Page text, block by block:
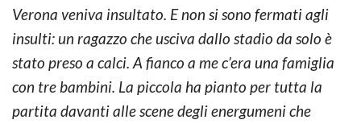
Verona veniva insultato. E non si sono fermati agli
insulti: un ragazzo che usciva dallo stadio da solo è
stato preso a calci. A fianco a me c’era una famiglia
con tre bambini. La piccola ha pianto per tutta la
partita davanti alle scene degli energumeni che